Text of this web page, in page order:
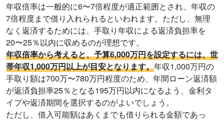
年収倍率は一般的に6〜7倍程度が適正範囲とされ、年収の
7倍程度まで借り入れられるといわれます。ただし、無理
なく返済するためには、手取り年収による返済負担率を
20〜25％以内に収めるのが理想です。
年収倍率から考えると、予算6,000万円を設定するには、世
帯年収1,000万円以上が目安となります。年収1,000万円の
手取り額は700万〜780万円程度のため、年間ローン返済額
が返済負担率25％となる195万円以内になるよう、金利タ
イプや返済期間を選択するのがよいでしょう。
ただし、借入可能額はあくまでも借りられる金額であっ